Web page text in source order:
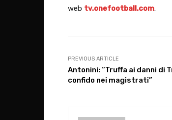
web tv.onefootball.com.
PREVIOUS ARTICLE
Antonini: “Truffa ai danni di
confido nei magistrati”